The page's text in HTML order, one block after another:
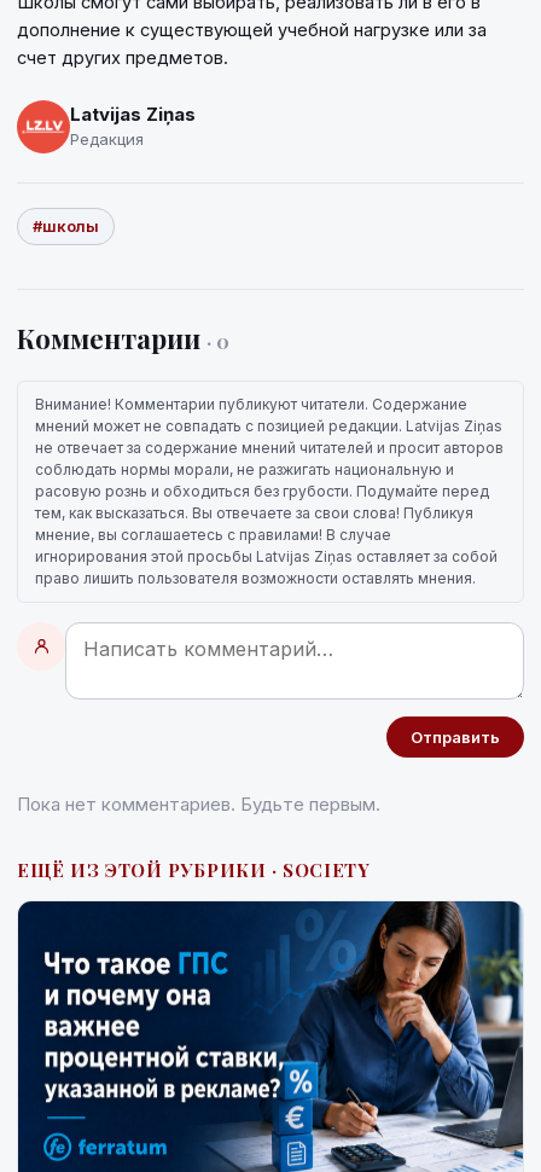
дополнение к существующей учебной нагрузке или за
счет других предметов.
Latvijas Ziņas
Редакция
#школы
Комментарии · 0
Внимание! Комментарии публикуют читатели. Содержание
мнений может не совпадать с позицией редакции. Latvijas Ziņas
не отвечает за содержание мнений читателей и просит авторов
соблюдать нормы морали, не разжигать национальную и
расовую рознь и обходиться без грубости. Подумайте перед
тем, как высказаться. Вы отвечаете за свои слова! Публикуя
мнение, вы соглашаетесь с правилами! В случае
игнорирования этой просьбы Latvijas Ziņas оставляет за собой
право лишить пользователя возможности оставлять мнения.
Отправить
Пока нет комментариев. Будьте первым.
ЕЩЁ ИЗ ЭТОЙ РУБРИКИ · SOCIETY